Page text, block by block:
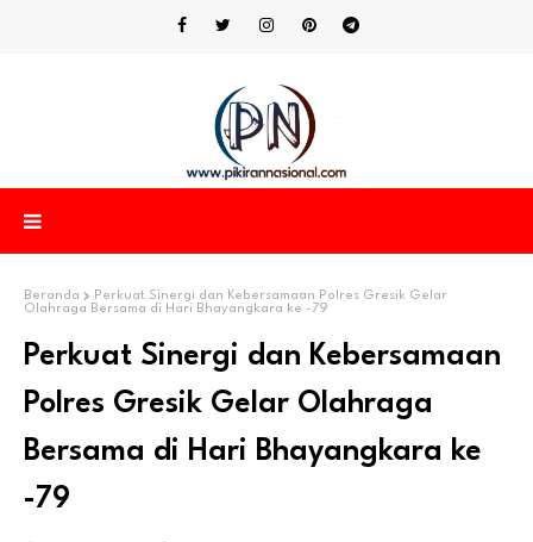
Beranda
Perkuat Sinergi dan Kebersamaan Polres Gresik Gelar
Olahraga Bersama di Hari Bhayangkara ke -79
Perkuat Sinergi dan Kebersamaan
Polres Gresik Gelar Olahraga
Bersama di Hari Bhayangkara ke
-79